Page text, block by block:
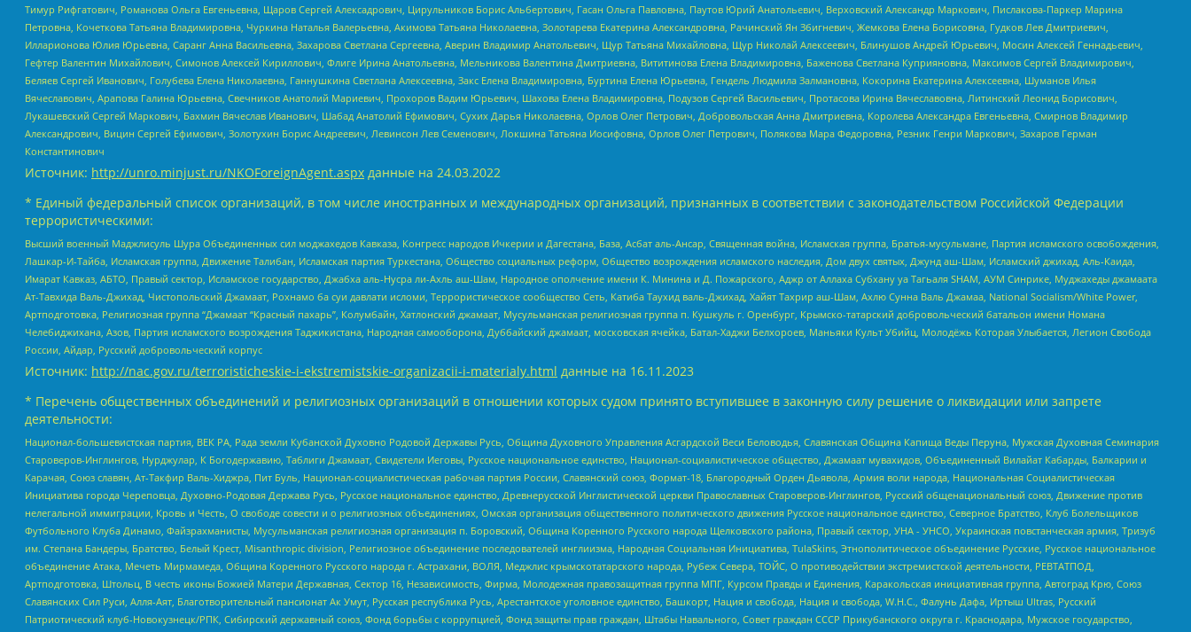
Тимур Рифгатович, Романова Ольга Евгеньевна, Щаров Сергей Алексадрович, Цирульников Борис Альбертович, Гасан Ольга Павловна, Паутов Юрий Анатольевич, Верховский Александр Маркович, Пислакова-Паркер Марина
Петровна, Кочеткова Татьяна Владимировна, Чуркина Наталья Валерьевна, Акимова Татьяна Николаевна, Золотарева Екатерина Александровна, Рачинский Ян Збигневич, Жемкова Елена Борисовна, Гудков Лев Дмитриевич,
Илларионова Юлия Юрьевна, Саранг Анна Васильевна, Захарова Светлана Сергеевна, Аверин Владимир Анатольевич, Щур Татьяна Михайловна, Щур Николай Алексеевич, Блинушов Андрей Юрьевич, Мосин Алексей Геннадьевич,
Гефтер Валентин Михайлович, Симонов Алексей Кириллович, Флиге Ирина Анатольевна, Мельникова Валентина Дмитриевна, Вититинова Елена Владимировна, Баженова Светлана Куприяновна, Максимов Сергей Владимирович,
Беляев Сергей Иванович, Голубева Елена Николаевна, Ганнушкина Светлана Алексеевна, Закс Елена Владимировна, Буртина Елена Юрьевна, Гендель Людмила Залмановна, Кокорина Екатерина Алексеевна, Шуманов Илья
Вячеславович, Арапова Галина Юрьевна, Свечников Анатолий Мариевич, Прохоров Вадим Юрьевич, Шахова Елена Владимировна, Подузов Сергей Васильевич, Протасова Ирина Вячеславовна, Литинский Леонид Борисович,
Лукашевский Сергей Маркович, Бахмин Вячеслав Иванович, Шабад Анатолий Ефимович, Сухих Дарья Николаевна, Орлов Олег Петрович, Добровольская Анна Дмитриевна, Королева Александра Евгеньевна, Смирнов Владимир
Александрович, Вицин Сергей Ефимович, Золотухин Борис Андреевич, Левинсон Лев Семенович, Локшина Татьяна Иосифовна, Орлов Олег Петрович, Полякова Мара Федоровна, Резник Генри Маркович, Захаров Герман
Константинович
Источник: http://unro.minjust.ru/NKOForeignAgent.aspx данные на 24.03.2022
* Единый федеральный список организаций, в том числе иностранных и международных организаций, признанных в соответствии с законодательством Российской Федерации
террористическими:
Высший военный Маджлисуль Шура Объединенных сил моджахедов Кавказа, Конгресс народов Ичкерии и Дагестана, База, Асбат аль-Ансар, Священная война, Исламская группа, Братья-мусульмане, Партия исламского освобождения,
Лашкар-И-Тайба, Исламская группа, Движение Талибан, Исламская партия Туркестана, Общество социальных реформ, Общество возрождения исламского наследия, Дом двух святых, Джунд аш-Шам, Исламский джихад, Аль-Каида,
Имарат Кавказ, АБТО, Правый сектор, Исламское государство, Джабха аль-Нусра ли-Ахль аш-Шам, Народное ополчение имени К. Минина и Д. Пожарского, Аджр от Аллаха Субхану уа Тагьаля SHAM, АУМ Синрике, Муджахеды джамаата
Ат-Тавхида Валь-Джихад, Чистопольский Джамаат, Рохнамо ба суи давлати исломи, Террористическое сообщество Сеть, Катиба Таухид валь-Джихад, Хайят Тахрир аш-Шам, Ахлю Сунна Валь Джамаа, National Socialism/White Power,
Артподготовка, Религиозная группа “Джамаат “Красный пахарь”, Колумбайн, Хатлонский джамаат, Мусульманская религиозная группа п. Кушкуль г. Оренбург, Крымско-татарский добровольческий батальон имени Номана
Челебиджихана, Азов, Партия исламского возрождения Таджикистана, Народная самооборона, Дуббайский джамаат, московская ячейка, Батал-Хаджи Белхороев, Маньяки Культ Убийц, Молодёжь Которая Улыбается, Легион Свобода
России, Айдар, Русский добровольческий корпус
Источник: http://nac.gov.ru/terroristicheskie-i-ekstremistskie-organizacii-i-materialy.html данные на 16.11.2023
* Перечень общественных объединений и религиозных организаций в отношении которых судом принято вступившее в законную силу решение о ликвидации или запрете
деятельности:
Национал-большевистская партия, ВЕК РА, Рада земли Кубанской Духовно Родовой Державы Русь, Община Духовного Управления Асгардской Веси Беловодья, Славянская Община Капища Веды Перуна, Мужская Духовная Семинария
Староверов-Инглингов, Нурджулар, К Богодержавию, Таблиги Джамаат, Свидетели Иеговы, Русское национальное единство, Национал-социалистическое общество, Джамаат мувахидов, Объединенный Вилайат Кабарды, Балкарии и
Карачая, Союз славян, Ат-Такфир Валь-Хиджра, Пит Буль, Национал-социалистическая рабочая партия России, Славянский союз, Формат-18, Благородный Орден Дьявола, Армия воли народа, Национальная Социалистическая
Инициатива города Череповца, Духовно-Родовая Держава Русь, Русское национальное единство, Древнерусской Инглистической церкви Православных Староверов-Инглингов, Русский общенациональный союз, Движение против
нелегальной иммиграции, Кровь и Честь, О свободе совести и о религиозных объединениях, Омская организация общественного политического движения Русское национальное единство, Северное Братство, Клуб Болельщиков
Футбольного Клуба Динамо, Файзрахманисты, Мусульманская религиозная организация п. Боровский, Община Коренного Русского народа Щелковского района, Правый сектор, УНА - УНСО, Украинская повстанческая армия, Тризуб
им. Степана Бандеры, Братство, Белый Крест, Misanthropic division, Религиозное объединение последователей инглиизма, Народная Социальная Инициатива, TulaSkins, Этнополитическое объединение Русские, Русское национальное
объединение Атака, Мечеть Мирмамеда, Община Коренного Русского народа г. Астрахани, ВОЛЯ, Меджлис крымскотатарского народа, Рубеж Севера, ТОЙС, О противодействии экстремистской деятельности, РЕВТАТПОД,
Артподготовка, Штольц, В честь иконы Божией Матери Державная, Сектор 16, Независимость, Фирма, Молодежная правозащитная группа МПГ, Курсом Правды и Единения, Каракольская инициативная группа, Автоград Крю, Союз
Славянских Сил Руси, Алля-Аят, Благотворительный пансионат Ак Умут, Русская республика Русь, Арестантское уголовное единство, Башкорт, Нация и свобода, Нация и свобода, W.H.С., Фалунь Дафа, Иртыш Ultras, Русский
Патриотический клуб-Новокузнецк/РПК, Сибирский державный союз, Фонд борьбы с коррупцией, Фонд защиты прав граждан, Штабы Навального, Совет граждан СССР Прикубанского округа г. Краснодара, Мужское государство,